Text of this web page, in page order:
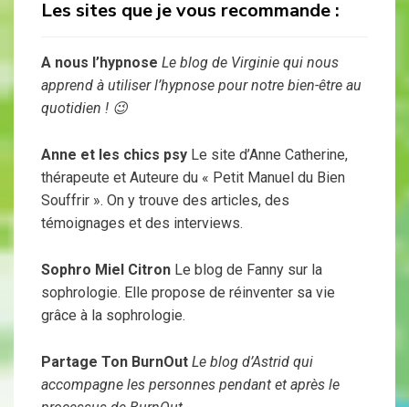
Les sites que je vous recommande :
A nous l’hypnose Le blog de Virginie qui nous
apprend à utiliser l’hypnose pour notre bien-être au
quotidien ! 😉
Anne et les chics psy Le site d’Anne Catherine,
thérapeute et Auteure du « Petit Manuel du Bien
Souffrir ». On y trouve des articles, des
témoignages et des interviews.
Sophro Miel Citron Le blog de Fanny sur la
sophrologie. Elle propose de réinventer sa vie
grâce à la sophrologie.
Partage Ton BurnOut Le blog d’Astrid qui
accompagne les personnes pendant et après le